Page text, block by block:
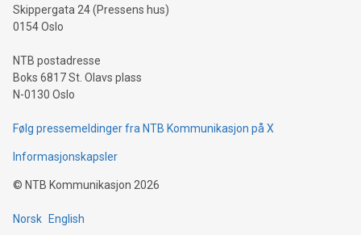
Skippergata 24 (Pressens hus)
0154 Oslo
NTB postadresse
Boks 6817 St. Olavs plass
N-0130 Oslo
Følg pressemeldinger fra NTB Kommunikasjon på X
Informasjonskapsler
© NTB Kommunikasjon 2026
Norsk English